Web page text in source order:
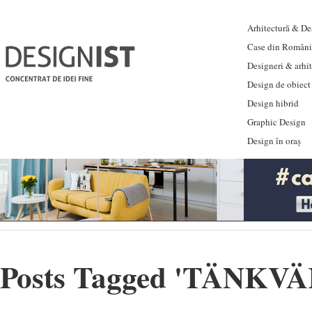
Arhitectură &
Case din
Designeri &
Design de obiect
Design hibrid
Graphic Design
Design în oraș
Posts Tagged '